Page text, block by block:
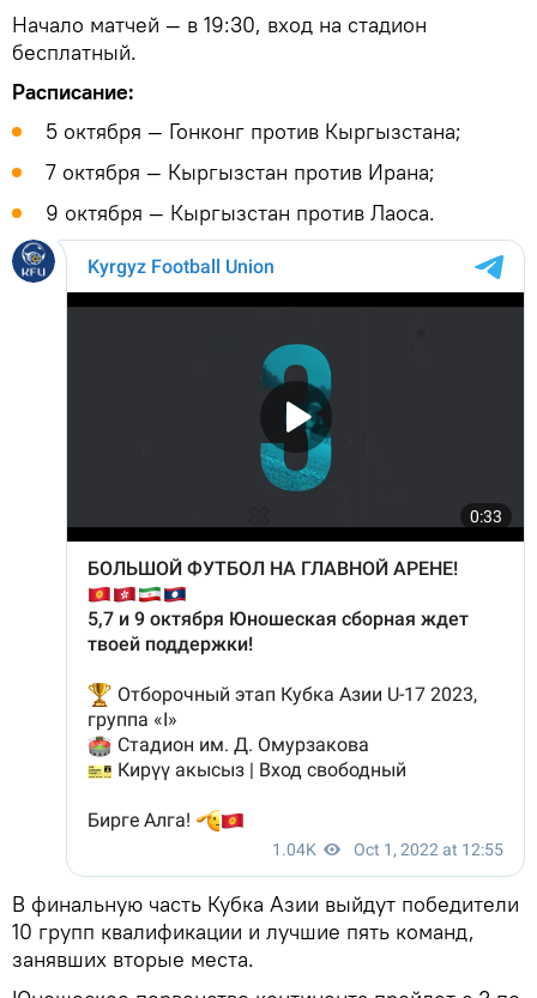
Начало матчей — в 19:30, вход на стадион
бесплатный.
Расписание:
5 октября — Гонконг против Кыргызстана;
7 октября — Кыргызстан против Ирана;
9 октября — Кыргызстан против Лаоса.
В финальную часть Кубка Азии выйдут победители
10 групп квалификации и лучшие пять команд,
занявших вторые места.